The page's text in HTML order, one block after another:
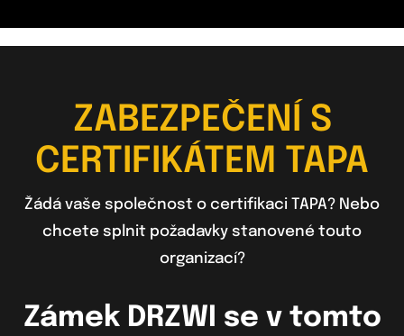
ZABEZPEČENÍ S
CERTIFIKÁTEM TAPA
Žádá vaše společnost o certifikaci TAPA? Nebo
chcete splnit požadavky stanovené touto
organizací?
Zámek DRZWI se v tomto